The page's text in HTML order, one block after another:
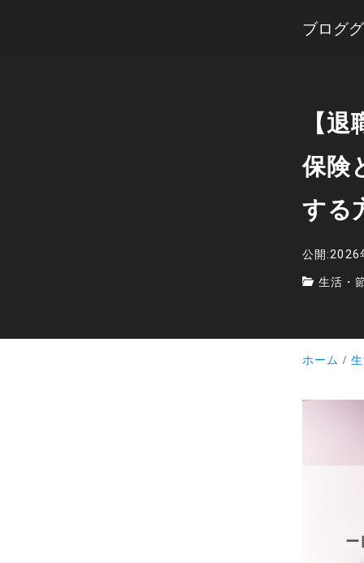
ブロググ
【
保険
する
公開:2026
生活・
ホーム